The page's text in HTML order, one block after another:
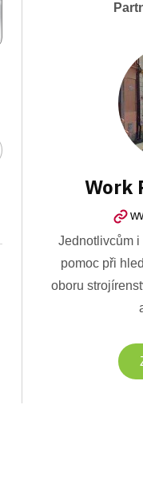
Work
Jednotlivcům
pomoc při
oboru